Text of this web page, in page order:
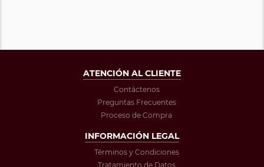
ATENCIÓN AL CLIENTE
Contáctenos
Preguntas Frecuentes
Proceso de Compra
INFORMACIÓN LEGAL
Términos y Condiciones
Tratamiento de Datos